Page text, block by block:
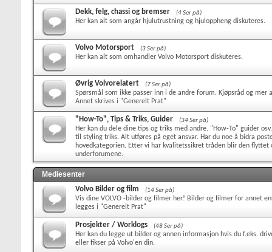
Dekk, felg, chassi og bremser (4 Ser på)
Her kan alt som angår hjulutrustning og hjuloppheng diskuteres.
Volvo Motorsport (3 Ser på)
Her kan alt som omhandler Volvo Motorsport diskuteres.
Øvrig Volvorelatert (7 Ser på)
Spørsmål som ikke passer inn i de andre forum. Kjøpsråd og mer
Annet skrives i "Generelt Prat"
"How-To", Tips & Triks, Guider (34 Ser på)
Her kan du dele dine tips og triks med andre. "How-To" guider
til styling triks. Alt utføres på eget ansvar. Har du noe å bidra
hovedkategorien. Etter vi har kvalitetssikret tråden blir den flyttet
underforumene.
Mediesenter
Volvo Bilder og film (14 Ser på)
Vis dine VOLVO -bilder og filmer her! Bilder og filmer for annet
legges i "Generelt Prat"
Prosjekter / Worklogs (48 Ser på)
Her kan du legge ut bilder og annen informasjon hvis du f.eks.
eller fikser på Volvo'en din.